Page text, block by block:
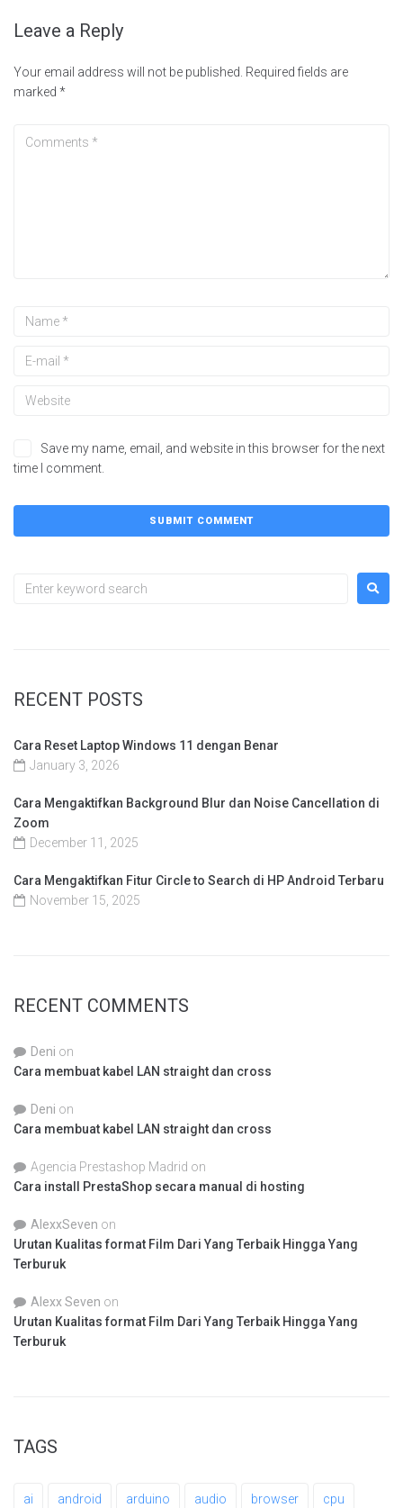
Leave a Reply
Your email address will not be published. Required fields are
marked *
Save my name, email, and website in this browser for the next
time I comment.
RECENT POSTS
Cara Reset Laptop Windows 11 dengan Benar
January 3, 2026
Cara Mengaktifkan Background Blur dan Noise Cancellation di
Zoom
December 11, 2025
Cara Mengaktifkan Fitur Circle to Search di HP Android Terbaru
November 15, 2025
RECENT COMMENTS
Deni on
Cara membuat kabel LAN straight dan cross
Deni on
Cara membuat kabel LAN straight dan cross
Agencia Prestashop Madrid on
Cara install PrestaShop secara manual di hosting
AlexxSeven on
Urutan Kualitas format Film Dari Yang Terbaik Hingga Yang
Terburuk
Alexx Seven on
Urutan Kualitas format Film Dari Yang Terbaik Hingga Yang
Terburuk
TAGS
ai android arduino audio browser cpu